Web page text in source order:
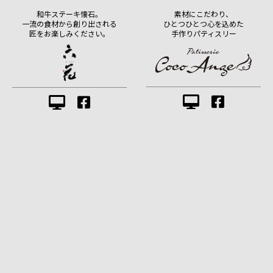
和牛ステーキ懐石。
一流の食材から創り出される
匠をお楽しみください。
素材にこだわり、
ひとつひとつ心を込めた
手作りパティスリー